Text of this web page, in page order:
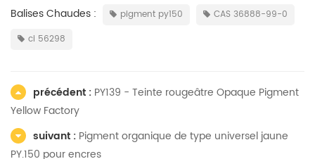
Balises Chaudes : pigment py150
CAS 36888-99-0
ci 56298
précédent : PY139 - Teinte rougeâtre Opaque Pigment
Yellow Factory
suivant : Pigment organique de type universel jaune
PY.150 pour encres